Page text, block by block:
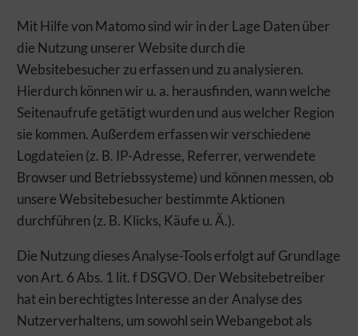
Mit Hilfe von Matomo sind wir in der Lage Daten über
die Nutzung unserer Website durch die
Websitebesucher zu erfassen und zu analysieren.
Hierdurch können wir u. a. herausfinden, wann welche
Seitenaufrufe getätigt wurden und aus welcher Region
sie kommen. Außerdem erfassen wir verschiedene
Logdateien (z. B. IP-Adresse, Referrer, verwendete
Browser und Betriebssysteme) und können messen, ob
unsere Websitebesucher bestimmte Aktionen
durchführen (z. B. Klicks, Käufe u. Ä.).
Die Nutzung dieses Analyse-Tools erfolgt auf Grundlage
von Art. 6 Abs. 1 lit. f DSGVO. Der Websitebetreiber
hat ein berechtigtes Interesse an der Analyse des
Nutzerverhaltens, um sowohl sein Webangebot als
noch besseres Weberlebnis einsetzen! Um zu verstehen, was Sie
bewegt, und um Ihnen die passenden Angebote zuerst
anzuzeigen, brauchen wir jetzt Ihre Zustimmung.
Zur Erhebung von Nutzungsinformationen setzen wir daher
Technologien und Dienste ein. Diese sind entweder für die
Seitenfunktion notwendig, oder sie dienen Analyse- bzw.
Marketingzwecken. Mit einem Klick auf Zustimmen akzeptieren
Sie den Einsatz der nicht erforderlichen Dienste – und dürfen
sich künftig auf noch relevantere Informationen freuen.
Möchten Sie das nicht, können Sie hier detaillierte Einstellungen
vornehmen oder alle Technologien und Dienste ablehnen. Dies
kann allerdings zu einem eingeschränkten Nutzererlebnis
über Ihre Daten, denn die Auswahl kann jederzeit geändert
werden. Weitere Informationen zur Mainova finden Sie im
Impressum und in den Datenschutzhinweisen.
ERFORDERLICHE COOKIES